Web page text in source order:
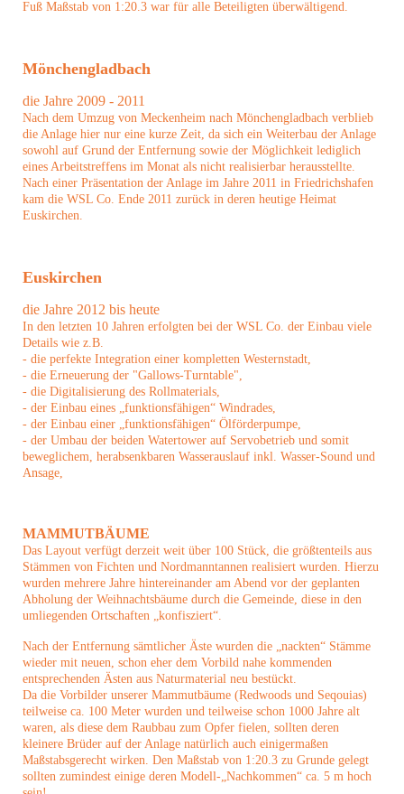
Fuß Maßstab von 1:20.3 war für alle Beteiligten überwältigend.
Mönchengladbach
die Jahre 2009 - 2011
Nach dem Umzug von Meckenheim nach Mönchengladbach verblieb
die Anlage hier nur eine kurze Zeit, da sich ein Weiterbau der Anlage
sowohl auf Grund der Entfernung sowie der Möglichkeit lediglich
eines Arbeitstreffens im Monat als nicht realisierbar herausstellte.
Nach einer Präsentation der Anlage im Jahre 2011 in Friedrichshafen
kam die WSL Co. Ende 2011 zurück in deren heutige Heimat
Euskirchen.
Euskirchen
die Jahre 2012 bis heute
In den letzten 10 Jahren erfolgten bei der WSL Co. der Einbau viele
Details wie z.B.
- die perfekte Integration einer kompletten Westernstadt,
- die Erneuerung der "Gallows-Turntable",
- die Digitalisierung des Rollmaterials,
- der Einbau eines „funktionsfähigen“ Windrades,
- der Einbau einer „funktionsfähigen“ Ölförderpumpe,
- der Umbau der beiden Watertower auf Servobetrieb und somit
beweglichem, herabsenkbaren Wasserauslauf inkl. Wasser-Sound und
Ansage,
MAMMUTBÄUME
Das Layout verfügt derzeit weit über 100 Stück, die größtenteils aus
Stämmen von Fichten und Nordmanntannen realisiert wurden. Hierzu
wurden mehrere Jahre hintereinander am Abend vor der geplanten
Abholung der Weihnachtsbäume durch die Gemeinde, diese in den
umliegenden Ortschaften „konfisziert“.
Nach der Entfernung sämtlicher Äste wurden die „nackten“ Stämme
wieder mit neuen, schon eher dem Vorbild nahe kommenden
entsprechenden Ästen aus Naturmaterial neu bestückt.
Da die Vorbilder unserer Mammutbäume (Redwoods und Seqouias)
teilweise ca. 100 Meter wurden und teilweise schon 1000 Jahre alt
waren, als diese dem Raubbau zum Opfer fielen, sollten deren
kleinere Brüder auf der Anlage natürlich auch einigermaßen
Maßstabsgerecht wirken. Den Maßstab von 1:20.3 zu Grunde gelegt
sollten zumindest einige deren Modell-„Nachkommen“ ca. 5 m hoch